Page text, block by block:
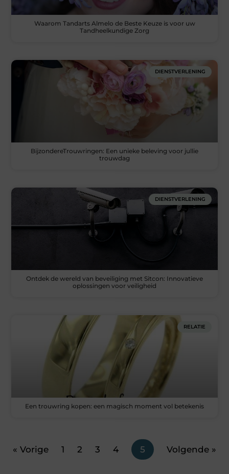
Waarom Tandarts Almelo de Beste Keuze is voor uw
Tandheelkundige Zorg
DIENSTVERLENING
BijzondereTrouwringen: Een unieke beleving voor jullie
trouwdag
DIENSTVERLENING
Ontdek de wereld van beveiliging met Sitcon: Innovatieve
oplossingen voor veiligheid
RELATIE
Een trouwring kopen: een magisch moment vol betekenis
« Vorige 1 2 3 4 5 Volgende »